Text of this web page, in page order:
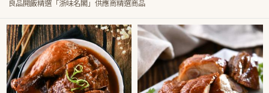
良品開飯精選「浙味名閣」供應商精選商品